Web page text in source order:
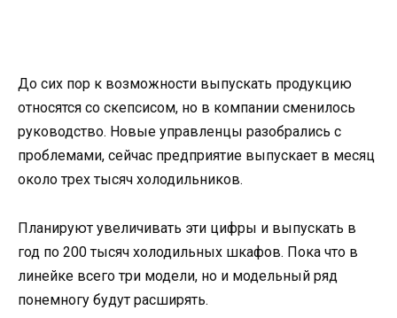
До сих пор к возможности выпускать продукцию
относятся со скепсисом, но в компании сменилось
руководство. Новые управленцы разобрались с
проблемами, сейчас предприятие выпускает в месяц
около трех тысяч холодильников.
Планируют увеличивать эти цифры и выпускать в
год по 200 тысяч холодильных шкафов. Пока что в
линейке всего три модели, но и модельный ряд
понемногу будут расширять.